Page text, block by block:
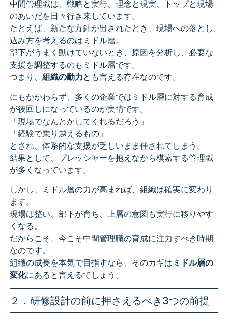
中間管理職は、戦略と実行、理念と現実、トップと現場
のあいだを日々行き来しています。
たとえば、新たな方針が出されたとき、現場への落とし
込み方を考えるのはミドル層。
部下がうまく動けていないとき、原因を分析し、必要な
支援を調整するのもミドル層です。
つまり、 組織の動力とも言える存在なのです。
にもかかわらず、多くの企業ではミドル層に対する育成
が後回しになっているのが実情です。
「現場でなんとかしてくれるだろう」
「経験で乗り越えるもの」
とされ、体系的な支援が乏しいまま任されてしまう。
結果として、プレッシャーを抱えながら模索する管理職
が多くなっています。
しかし、ミドル層の力が高まれば、組織は確実に変わり
ます。
現場は整い、部下が育ち、上層の意図も実行に移りやす
くなる。
だからこそ、今こそ中間管理職の育成に注力すべき時期
なのです。
組織の成長を本気で目指すなら、そのカギは ミドル層の
変化にあると言えるでしょう。
２．研修設計の前に押さえるべき3つの前提